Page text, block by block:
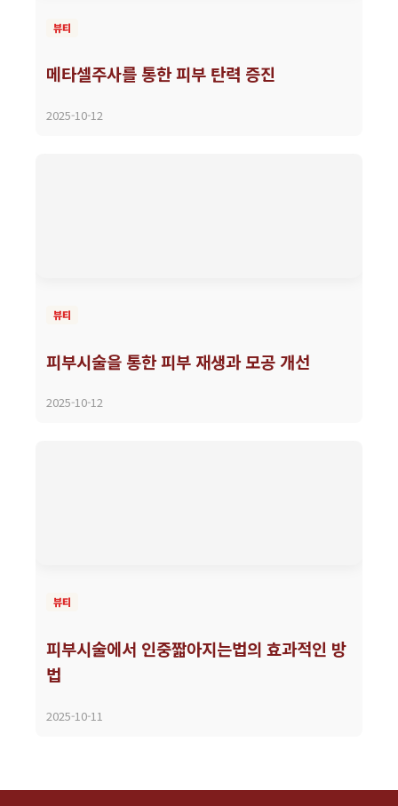
뷰티
메타셀주사를 통한 피부 탄력 증진
2025-10-12
뷰티
피부시술을 통한 피부 재생과 모공 개선
2025-10-12
뷰티
피부시술에서 인중짧아지는법의 효과적인 방
법
2025-10-11